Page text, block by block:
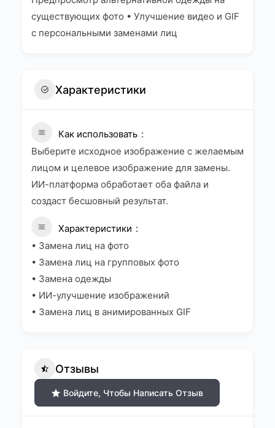
существующих фото • Улучшение видео и GIF
с персональными заменами лиц
Характеристики
Как использовать
Выберите исходное изображение с желаемым
лицом и целевое изображение для замены.
ИИ-платформа обработает оба файла и
создаст бесшовный результат.
Характеристики
• Замена лиц на фото
• Замена лиц на групповых фото
• Замена одежды
• ИИ-улучшение изображений
• Замена лиц в анимированных GIF
Отзывы
Войдите, Чтобы Написать Отзыв